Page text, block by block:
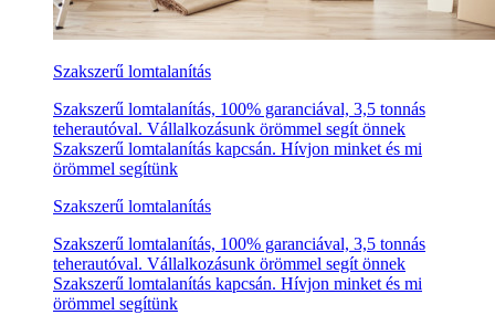
Szakszerű lomtalanítás
Szakszerű lomtalanítás, 100% garanciával, 3,5 tonnás
teherautóval. Vállalkozásunk örömmel segít önnek
Szakszerű lomtalanítás kapcsán. Hívjon minket és mi
örömmel segítünk
Szakszerű lomtalanítás
Szakszerű lomtalanítás, 100% garanciával, 3,5 tonnás
teherautóval. Vállalkozásunk örömmel segít önnek
Szakszerű lomtalanítás kapcsán. Hívjon minket és mi
örömmel segítünk